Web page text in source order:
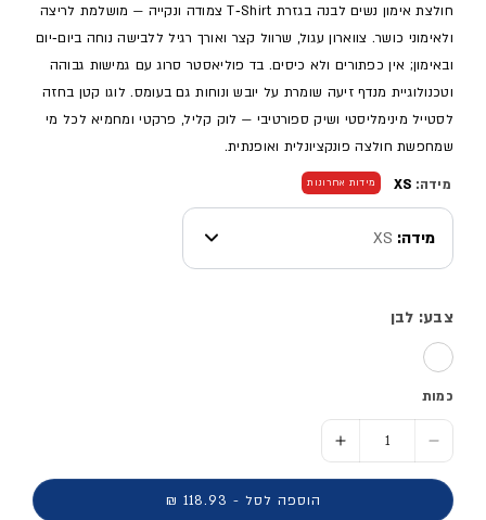
חולצת אימון נשים לבנה בגזרת T‑Shirt צמודה ונקייה — מושלמת לריצה
ולאימוני כושר. צווארון עגול, שרוול קצר ואורך רגיל ללבישה נוחה ביום‑יום
ובאימון; אין כפתורים ולא כיסים. בד פוליאסטר סרוג עם גמישות גבוהה
וטכנולוגיית מנדף זיעה שומרת על יובש ונוחות גם בעומס. לוגו קטן בחזה
לסטייל מינימליסטי ושיק ספורטיבי — לוק קליל, פרקטי ומחמיא לכל מי
שמחפשת חולצה פונקציונלית ואופנתית.
מידה: XS מידות אחרונות
מידה: XS
צבע: לבן
כמות
הסר כמות ל- חולצת ספורט קצרה - נשים
הוסף כמות ל- חולצת ספורט קצרה - נשים
הוספה לסל - 118.93 ₪